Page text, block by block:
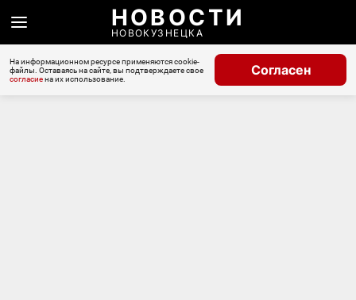
НОВОСТИ
НОВОКУЗНЕЦКА
На информационном ресурсе применяются cookie-
файлы. Оставаясь на сайте, вы подтверждаете свое
согласиена их использование.
Согласен